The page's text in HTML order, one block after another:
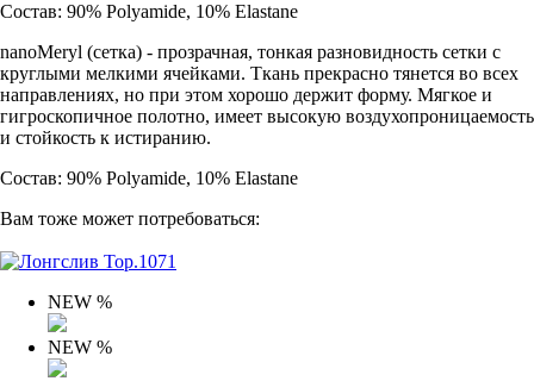
Состав: 90% Polyamide, 10% Elastane
nanoMeryl (cетка) - прозрачная, тонкая разновидность сетки с
круглыми мелкими ячейками. Ткань прекрасно тянется во всех
направлениях, но при этом хорошо держит форму. Мягкое и
гигроскопичное полотно, имеет высокую воздухопроницаемость
и стойкость к истиранию.
Состав: 90% Polyamide, 10% Elastane
Вам тоже может потребоваться:
NEW %
NEW %